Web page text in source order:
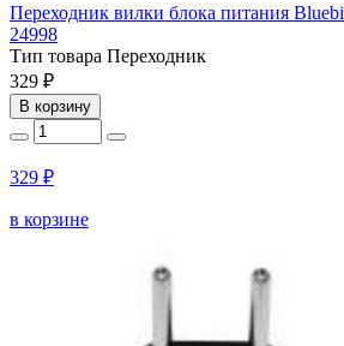
Переходник вилки блока питания
24998
Тип товара Переходник
329 ₽
В корзину
329 ₽
в корзине